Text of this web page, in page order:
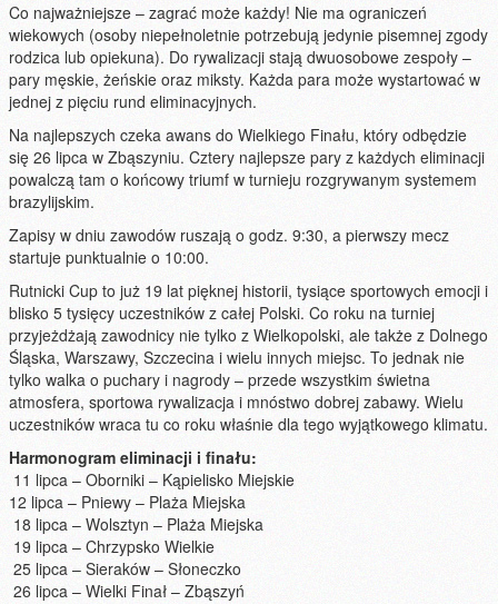
Co najważniejsze – zagrać może każdy! Nie ma ograniczeń
wiekowych (osoby niepełnoletnie potrzebują jedynie pisemnej zgody
rodzica lub opiekuna). Do rywalizacji stają dwuosobowe zespoły –
pary męskie, żeńskie oraz miksty. Każda para może wystartować w
jednej z pięciu rund eliminacyjnych.
Na najlepszych czeka awans do Wielkiego Finału, który odbędzie
się 26 lipca w Zbąszyniu. Cztery najlepsze pary z każdych eliminacji
powalczą tam o końcowy triumf w turnieju rozgrywanym systemem
brazylijskim.
Zapisy w dniu zawodów ruszają o godz. 9:30, a pierwszy mecz
startuje punktualnie o 10:00.
Rutnicki Cup to już 19 lat pięknej historii, tysiące sportowych emocji i
blisko 5 tysięcy uczestników z całej Polski. Co roku na turniej
przyjeżdżają zawodnicy nie tylko z Wielkopolski, ale także z Dolnego
Śląska, Warszawy, Szczecina i wielu innych miejsc. To jednak nie
tylko walka o puchary i nagrody – przede wszystkim świetna
atmosfera, sportowa rywalizacja i mnóstwo dobrej zabawy. Wielu
uczestników wraca tu co roku właśnie dla tego wyjątkowego klimatu.
Harmonogram eliminacji i finału:
11 lipca – Oborniki – Kąpielisko Miejskie
12 lipca – Pniewy – Plaża Miejska
18 lipca – Wolsztyn – Plaża Miejska
19 lipca – Chrzypsko Wielkie
25 lipca – Sieraków – Słoneczko
26 lipca – Wielki Finał – Zbąszyń